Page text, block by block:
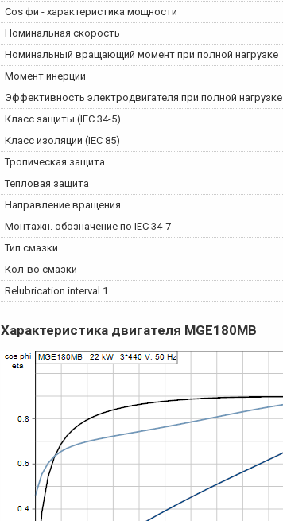
Cos фи - характеристика мощности
Номинальная скорость
Номинальный вращающий момент при полной нагрузке
Момент инерции
Эффективность электродвигателя при полной нагрузке
Класс защиты (IEC 34-5)
Класс изоляции (IEC 85)
Тропическая защита
Тепловая защита
Направление вращения
Монтажн. обозначение по IEC 34-7
Тип смазки
Кол-во смазки
Relubrication interval 1
Характеристика двигателя MGE180MB